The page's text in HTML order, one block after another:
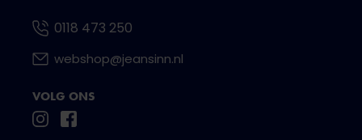
0118 473 250
webshop@jeansinn.nl
VOLG ONS